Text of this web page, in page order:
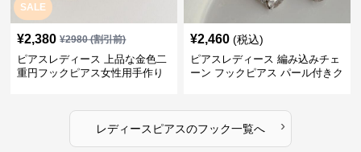
SALE
¥2,380 ¥2980(割引前)
ピアスレディース 上品な金色二
重円フックピアス女性用手作り
¥2,460 (税込)
ピアスレディース 編み込みチェ
ーン フックピアス パール付きク
レディースピアスのフック一覧へ ›